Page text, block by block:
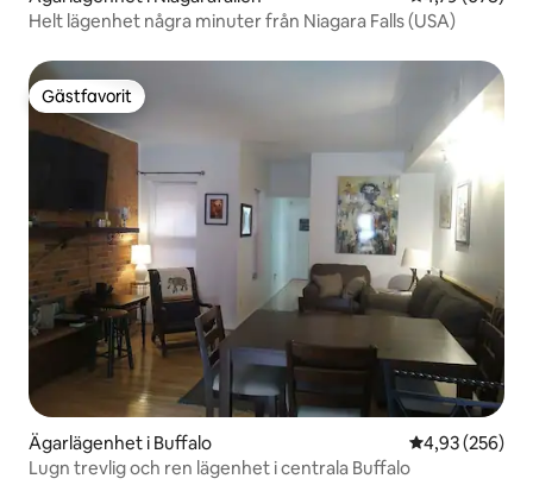
Helt lägenhet några minuter från Niagara Falls (USA)
Gästfavorit
Gästfavorit
Ägarlägenhet i Buffalo 4,93 av 5 i
4,93 (256)
Lugn trevlig och ren lägenhet i centrala Buffalo